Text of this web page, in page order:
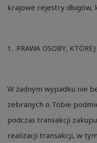
krajowe rejestry długów,
PRAWA OSOBY,
W żadnym wypadku nie
zebranych o Tobie
podczas transakcji
realizacji transakcji, w